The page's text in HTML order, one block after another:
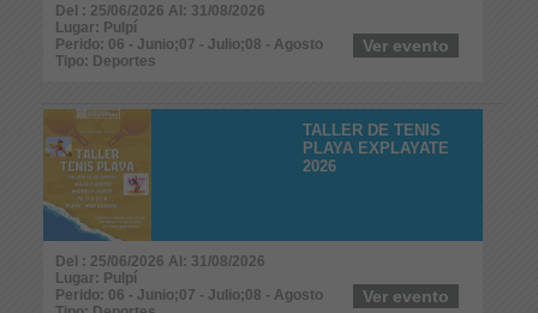
Del : 25/06/2026 Al: 31/08/2026
Lugar: Pulpí
Perido: 06 - Junio;07 - Julio;08 - Agosto
Tipo: Deportes
Ver evento
TALLER DE TENIS
PLAYA EXPLAYATE
2026
Del : 25/06/2026 Al: 31/08/2026
Lugar: Pulpí
Perido: 06 - Junio;07 - Julio;08 - Agosto
Ver evento